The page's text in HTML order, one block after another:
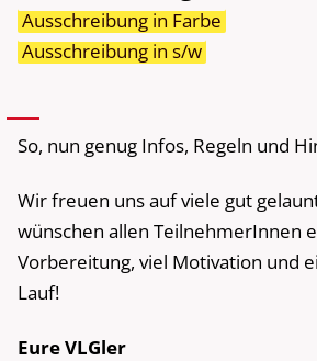
Ausschreibung in Farbe
Ausschreibung in s/w
So, nun genug Infos, Regeln und
Wir freuen uns auf viele gut
wünschen allen TeilnehmerInnen
Vorbereitung, viel Motivation und
Lauf!
Eure VLGler